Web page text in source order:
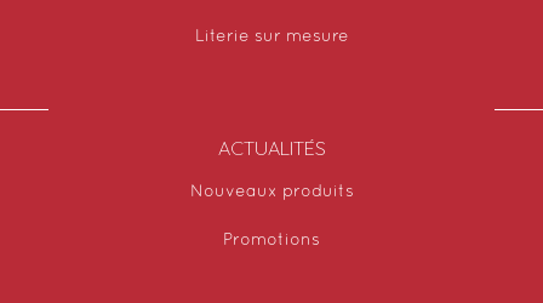
Literie sur mesure
ACTUALITÉS
Nouveaux produits
Promotions